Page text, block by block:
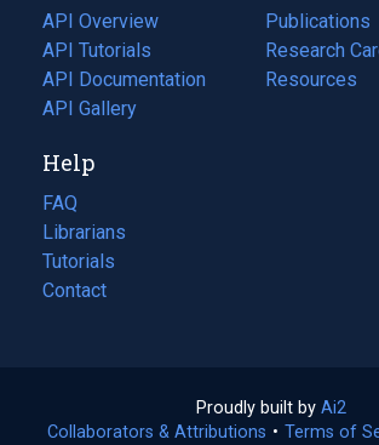
tab)
API Overview
API Tutorials
API Documentation
(opens
in
new
tab)
API Gallery
Publications
(opens
in
a
Research
(opens
in
Resources
(opens
Help
FAQ
Librarians
Tutorials
Contact
Proudly built by Ai2
in
Collaborators & Attributions • Terms of